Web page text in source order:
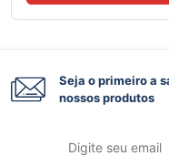
Seja o primeiro a
nossos produtos